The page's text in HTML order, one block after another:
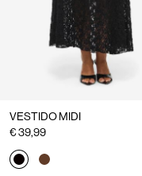
VESTIDO MIDI
€ 39,99